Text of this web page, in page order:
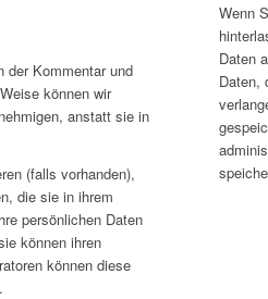
der Kommentar und
können wir
anstatt sie in
(falls vorhanden),
die sie in ihrem
persönlichen Daten
können ihren
können diese
Wenn
Daten
Daten,